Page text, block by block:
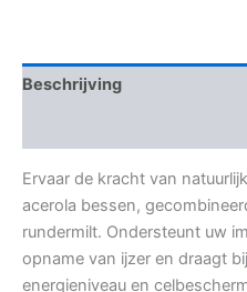
Beschrijving
Ervaar de kracht van
acerola bessen,
rundermilt. Ondersteunt uw
opname van ijzer en draagt
energieniveau en